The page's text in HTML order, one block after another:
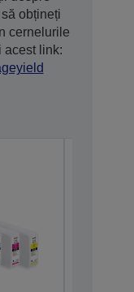
obțineți
cernelurile
acest link: